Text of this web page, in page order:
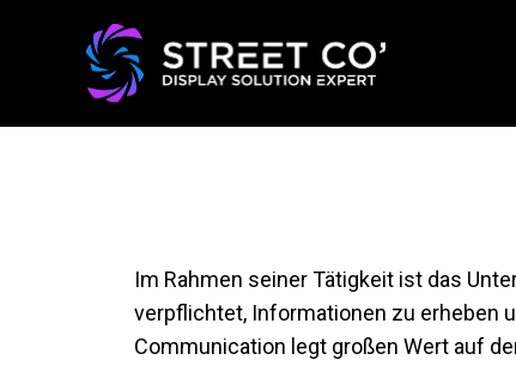
Im Rahmen seiner Tätigkeit ist das
verpflichtet, Informationen zu erheben
Communication legt großen Wert auf